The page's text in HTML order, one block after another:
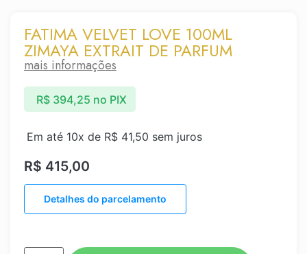
FATIMA VELVET LOVE 100ML
ZIMAYA EXTRAIT DE PARFUM
mais informações
R$ 415,00
Em até 10x de R$ 41,50 sem juros
R$394,25 no PIX
Detalhes do parcelamento